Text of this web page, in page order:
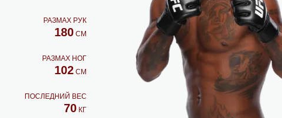
РАЗМАХ РУК
180СМ
РАЗМАХ НОГ
102СМ
ПОСЛЕДНИЙ ВЕС
70КГ